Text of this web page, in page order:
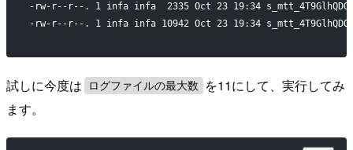
-rw-r--r--. 1 infa infa  2335 Oct 23 19:34
-rw-r--r--. 1 infa infa 10942 Oct 23 19:34
試しに今度は ログファイルの最大数
を11にして、実行してみ
ます。